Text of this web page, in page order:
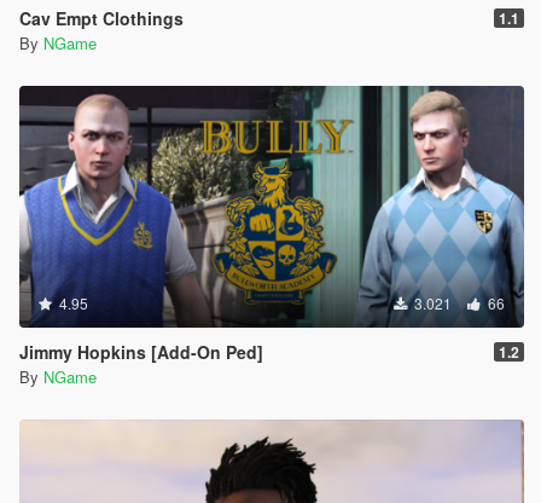
Cav Empt Clothings 1.1
By NGame
4.95 3.021 66
Jimmy Hopkins [Add-On Ped] 1.2
By NGame